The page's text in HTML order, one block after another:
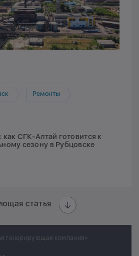
Ремонты
СГК-Алтай готовится к
сезону в Рубцовске
статья
генерирующая компания»